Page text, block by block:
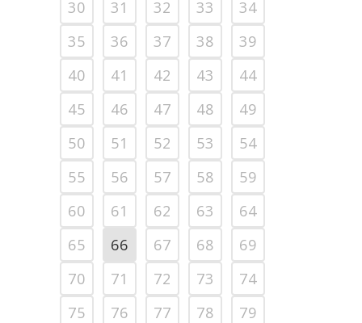
30
31 32 33
34
35
36 37 38
39
40
41 42 43
44
45
46 47 48
49
50
51 52 53
54
55
56 57 58
59
60
61 62 63
64
65
66 67 68
69
70
71 72 73
74
75
76 77 78
79